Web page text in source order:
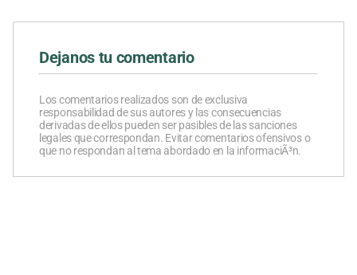
Dejanos tu comentario
Los comentarios realizados son de exclusiva
responsabilidad de sus autores y las consecuencias
derivadas de ellos pueden ser pasibles de las sanciones
legales que correspondan. Evitar comentarios ofensivos o
que no respondan al tema abordado en la informaciÃ³n.